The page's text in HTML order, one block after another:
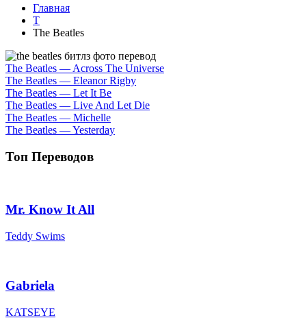
Главная
T
The Beatles
The Beatles — Across The Universe
The Beatles — Eleanor Rigby
The Beatles — Let It Be
The Beatles — Live And Let Die
The Beatles — Michelle
The Beatles — Yesterday
Топ Переводов
Mr. Know It All
Teddy Swims
Gabriela
KATSEYE